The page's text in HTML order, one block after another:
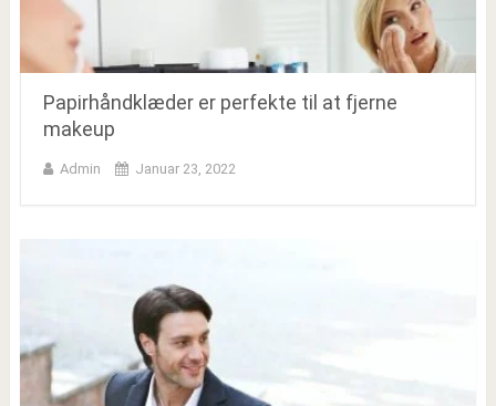
Papirhåndklæder er perfekte til at fjerne
makeup
Admin Januar 23, 2022